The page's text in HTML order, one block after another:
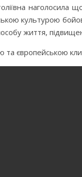
наголосила
культурою
життя,
та європейською